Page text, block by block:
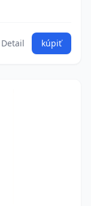
Detail kúpiť